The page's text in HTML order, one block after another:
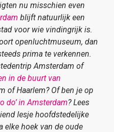
nu misschien even
blijft natuurlijk een
voor wie vindingrijk is.
openluchtmuseum, dan
prima te verkennen.
Amsterdam of
in de buurt van
of Haarlem? Of ben je op
o do’ in Amsterdam? Lees
lesje hoofdstedelijke
elke hoek van de oude